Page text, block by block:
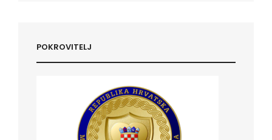
POKROVITELJ